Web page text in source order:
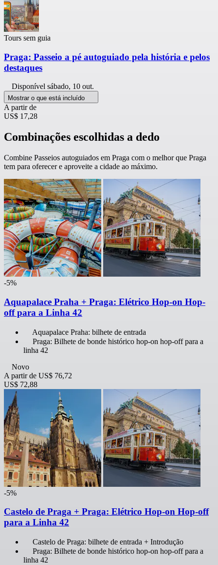
Tours sem guia
Praga: Passeio a pé autoguiado pela história e pelos
destaques
Disponível sábado, 10 out.
Mostrar o que está incluído
A partir de
US$ 17,28
Combinações escolhidas a dedo
Combine Passeios autoguiados em Praga com o melhor que Praga
tem para oferecer e aproveite a cidade ao máximo.
-5%
Aquapalace Praha + Praga: Elétrico Hop-on Hop-
off para a Linha 42
Aquapalace Praha: bilhete de entrada
Praga: Bilhete de bonde histórico hop-on hop-off para a
linha 42
Novo
A partir de US$ 76,72
US$ 72,88
-5%
Castelo de Praga + Praga: Elétrico Hop-on Hop-off
para a Linha 42
Castelo de Praga: bilhete de entrada + Introdução
Praga: Bilhete de bonde histórico hop-on hop-off para a
linha 42